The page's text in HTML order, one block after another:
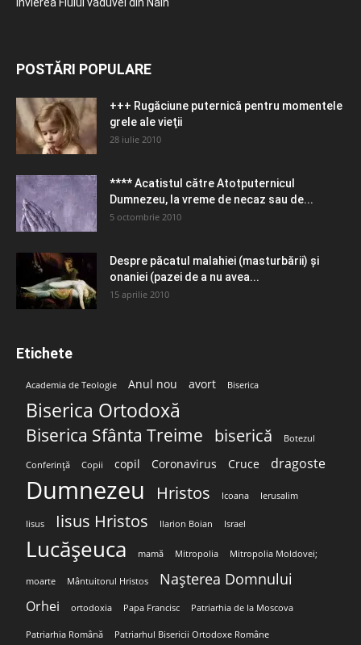
Învierea Fiului văduvei din Nain
POSTĂRI POPULARE
+++ Rugăciune puternică pentru momentele
grele ale vieţii
28 iulie 2010
**** Acatistul către Atotputernicul
Dumnezeu, la vreme de necaz sau de...
5 octombrie 2010
Despre păcatul malahiei (masturbării) şi
onaniei (pazei de a nu avea...
15 aprilie 2010
Etichete
Academia de Teologie Anul nou avort Biserica
Biserica Ortodoxă
Biserica Sfânta Treime biserică Botezul
Conferință Copii copil Coronavirus Cruce dragoste
Dumnezeu Hristos Icoana Ierusalim
Iisus Iisus Hristos Ilarion Boian Israel
Lucășeuca mamă Mitropolia Mitropolia Moldovei;
moarte Mântuitorul Hristos Nașterea Domnului
Orhei ortodoxia Papa Francisc Patriarhia de la Moscova
Patriarhia Română Patriarhul Bisericii Ortodoxe Române